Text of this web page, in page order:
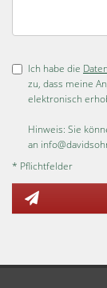
Ich habe die
zu, dass meine
elektronisch
Hinweis: Sie
an
* Pflichtfelder